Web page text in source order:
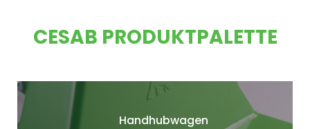
CESAB PRODUKTPALETTE
Handhubwagen